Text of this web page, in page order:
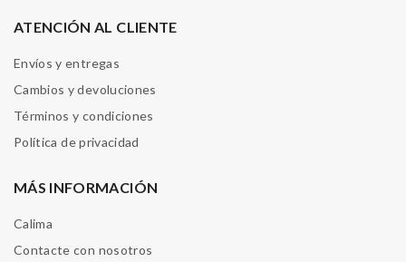
ATENCIÓN AL CLIENTE
Envíos y entregas
Cambios y devoluciones
Términos y condiciones
Política de privacidad
MÁS INFORMACIÓN
Calima
Contacte con nosotros